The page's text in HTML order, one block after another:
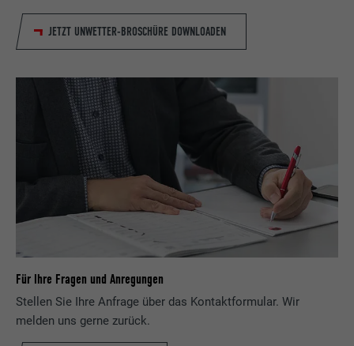
JETZT UNWETTER-BROSCHÜRE DOWNLOADEN
Für Ihre Fragen und Anregungen
Stellen Sie Ihre Anfrage über das Kontaktformular. Wir
melden uns gerne zurück.